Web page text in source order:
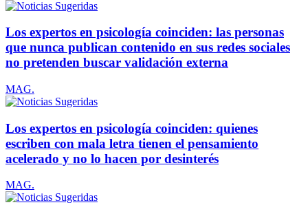
Los expertos en psicología coinciden: las personas
que nunca publican contenido en sus redes sociales
no pretenden buscar validación externa
MAG.
Los expertos en psicología coinciden: quienes
escriben con mala letra tienen el pensamiento
acelerado y no lo hacen por desinterés
MAG.